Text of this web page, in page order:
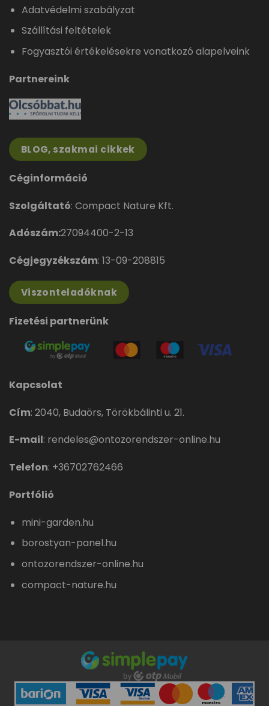
Adatvédelmi szabályzat
Szállítási feltételek
Fogyasztói értékelésekre vonatkozó alapelveink
Partnereink
BLOG, szakmai cikkek
Céginformáció
Szolgáltató: Compact Nature Kft.
Adószám:27094400-2-13
Cégjegyzékszám: 13-09-208815
Viszonteladóknak
Fizetési partnerünk
Kapcsolat
Cím: 2040, Budaörs, Törökbálinti u. 21.
E-mail: rendeles@ontozorendszer-online.hu
Telefon: +36702762466
Portfólió
mini-garden.hu
borostyan-panel.hu
ontozorendszer-online.hu
compact-nature.hu